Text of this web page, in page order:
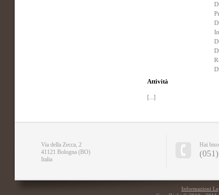
Attività
[...]
Via della Zecca, 2
41121 Bologna (BO)
Italia
Hai
Informazioni